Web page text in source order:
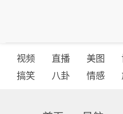
视频 直播 美图
搞笑
八卦 情感